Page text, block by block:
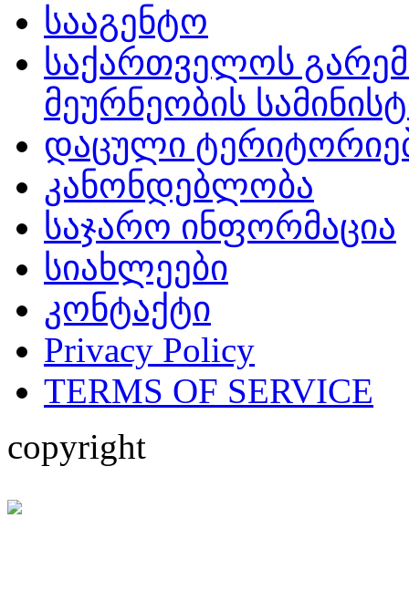
სააგენტო
საქართველოს
მეურნეობის
დაცული
კანონდებლობა
საჯარო ინფორმაცია
სიახლეები
კონტაქტი
Privacy Policy
TERMS OF SERVICE
copyright